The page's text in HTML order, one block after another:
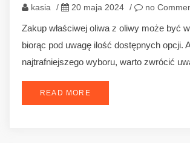
kasia / 20 maja 2024 / no
Zakup właściwej oliwa z oliwy może być
biorąc pod uwagę ilość dostępnych opcji.
najtrafniejszego wyboru, warto zwrócić
READ MORE